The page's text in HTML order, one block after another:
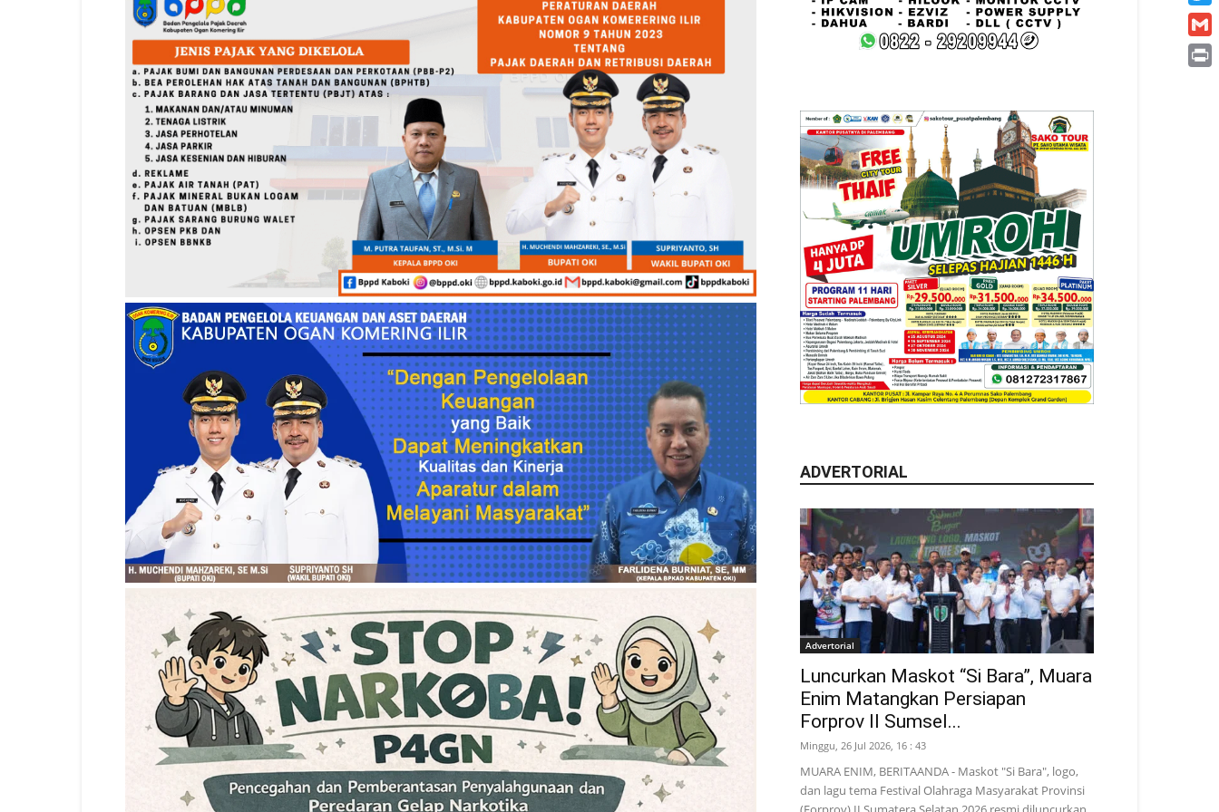
ADVERTORIAL
Advertorial
Luncurkan Maskot “Si Bara”, Muara
Enim Matangkan Persiapan
Forprov II Sumsel...
Minggu, 26 Jul 2026, 16 : 43
MUARA ENIM, BERITAANDA - Maskot "Si Bara", logo,
dan lagu tema Festival Olahraga Masyarakat Provinsi